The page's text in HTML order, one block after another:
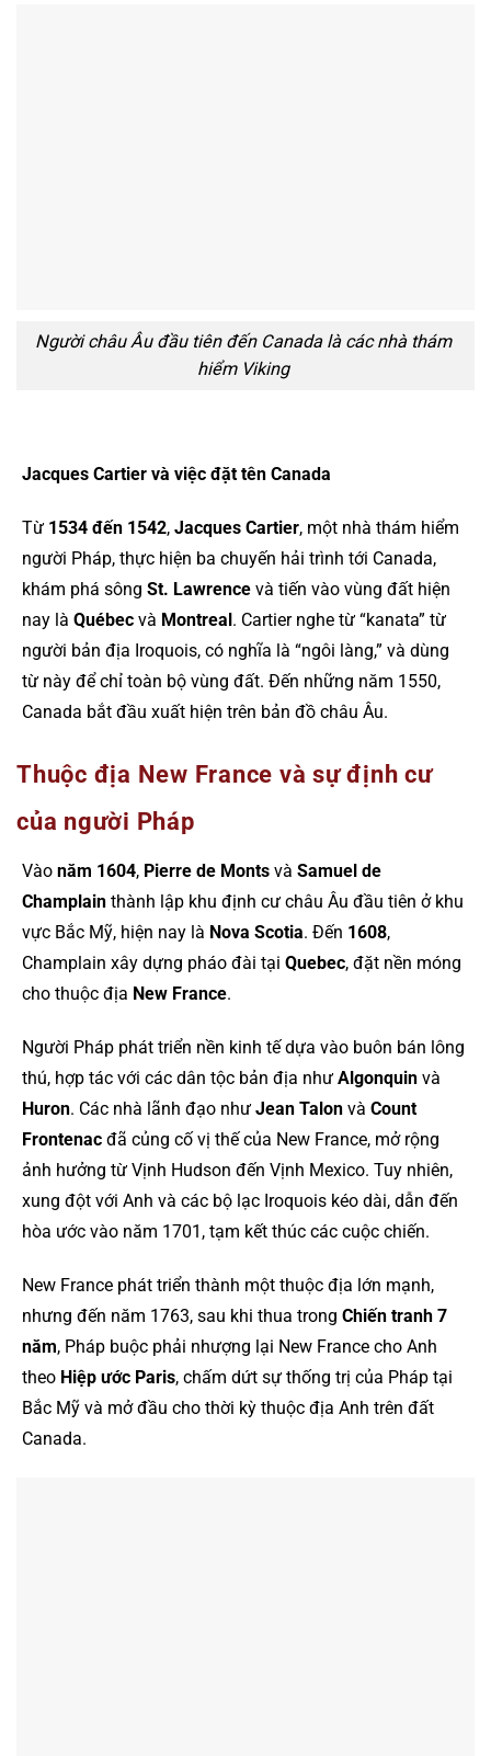
Người châu Âu đầu tiên đến Canada là các nhà thám
hiểm Viking
Jacques Cartier và việc đặt tên Canada
Từ 1534 đến 1542, Jacques Cartier, một nhà thám hiểm
người Pháp, thực hiện ba chuyến hải trình tới Canada,
khám phá sông St. Lawrence và tiến vào vùng đất hiện
nay là Québec và Montreal. Cartier nghe từ “kanata” từ
người bản địa Iroquois, có nghĩa là “ngôi làng,” và dùng
từ này để chỉ toàn bộ vùng đất. Đến những năm 1550,
Canada bắt đầu xuất hiện trên bản đồ châu Âu.
Thuộc địa New France và sự định cư
của người Pháp
Vào năm 1604, Pierre de Monts và Samuel de
Champlain thành lập khu định cư châu Âu đầu tiên ở khu
vực Bắc Mỹ, hiện nay là Nova Scotia. Đến 1608,
Champlain xây dựng pháo đài tại Quebec, đặt nền móng
cho thuộc địa New France.
Người Pháp phát triển nền kinh tế dựa vào buôn bán lông
thú, hợp tác với các dân tộc bản địa như Algonquin và
Huron. Các nhà lãnh đạo như Jean Talon và Count
Frontenac đã củng cố vị thế của New France, mở rộng
ảnh hưởng từ Vịnh Hudson đến Vịnh Mexico. Tuy nhiên,
xung đột với Anh và các bộ lạc Iroquois kéo dài, dẫn đến
hòa ước vào năm 1701, tạm kết thúc các cuộc chiến.
New France phát triển thành một thuộc địa lớn mạnh,
nhưng đến năm 1763, sau khi thua trong Chiến tranh 7
năm, Pháp buộc phải nhượng lại New France cho Anh
theo Hiệp ước Paris, chấm dứt sự thống trị của Pháp tại
Bắc Mỹ và mở đầu cho thời kỳ thuộc địa Anh trên đất
Canada.